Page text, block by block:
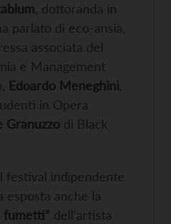
, dottoranda in
parlato di eco-ansia,
associata del
e Management
Edoardo Meneghini
in Opera
Granuzzo di Black
festival indipendente
esposta anche la
fumetti” dell’artista